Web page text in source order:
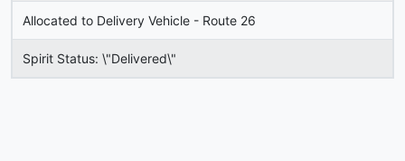
Allocated to Delivery Vehicle - Route 26
Spirit Status: \"Delivered\"